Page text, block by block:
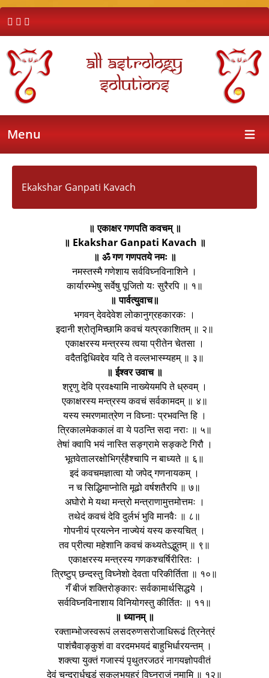
All Astrology
Solutions
Menu Open
Ekakshar Ganpati Kavach
॥ एकाक्षर गणपति कवचम् ॥
॥ Ekakshar Ganpati Kavach ॥
॥ ॐ गण गणपतये नमः ॥
नमस्तस्मै गणेशाय सर्वविघ्नविनाशिने ।
कार्यारम्भेषु सर्वेषु पूजितो यः सुरैरपि ॥ १॥
॥ पार्वत्युवाच॥
भगवन् देवदेवेश लोकानुग्रहकारकः ।
इदानी श्रोतृमिच्छामि कवचं यत्प्रकाशितम् ॥ २॥
एकाक्षरस्य मन्त्रस्य त्वया प्रीतेन चेतसा ।
वदैतद्विधिवद्देव यदि ते वल्लभास्म्यहम् ॥ ३॥
॥ ईश्वर उवाच ॥
श्रृणु देवि प्रवक्ष्यामि नाख्येयमपि ते ध्रुवम् ।
एकाक्षरस्य मन्त्रस्य कवचं सर्वकामदम् ॥ ४॥
यस्य स्मरणमात्रेण न विघ्नाः प्रभवन्ति हि ।
त्रिकालमेककालं वा ये पठन्ति सदा नराः ॥ ५॥
तेषां क्वापि भयं नास्ति सङ्ग्रामे सङ्कटे गिरौ ।
भूतवेतालरक्षोभिर्ग्रहैश्चापि न बाध्यते ॥ ६॥
इदं कवचमज्ञात्वा यो जपेद् गणनायकम् ।
न च सिद्धिमाप्नोति मूढो वर्षशतैरपि ॥ ७॥
अघोरो मे यथा मन्त्रो मन्त्राणामुत्तमोत्तमः ।
तथेदं कवचं देवि दुर्लभं भुवि मानवैः ॥ ८॥
गोपनीयं प्रयत्नेन नाज्येयं यस्य कस्यचित् ।
तव प्रीत्या महेशानि कवचं कथ्यतेऽद्भुतम् ॥ ९॥
एकाक्षरस्य मन्त्रस्य गणकश्चर्षिरीरितः ।
त्रिष्टुप् छन्दस्तु विघ्नेशो देवता परिकीर्तिता ॥ १०॥
गँ बीजं शक्तिरोङ्कारः सर्वकामार्थसिद्धये ।
सर्वविघ्नविनाशाय विनियोगस्तु कीर्तितः ॥ ११॥
॥ ध्यानम् ॥
रक्ताम्भोजस्वरूपं लसदरुणसरोजाधिरूढं त्रिनेत्रं
पाशंचैवाङ्कुशं वा वरदमभयदं बाहुभिर्धारयन्तम् ।
शक्त्या युक्तं गजास्यं पृथुतरजठरं नागयज्ञोपवीतं
देवं चन्द्रार्धचूडं सकलभयहरं विघ्नराजं नमामि ॥ १२॥